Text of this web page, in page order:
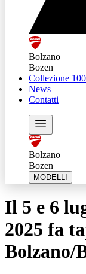
Bolzano
Bozen
Collezione 100
News
Contatti
Bolzano
Bozen
MODELLI
Il 5 e 6
2025 fa
Bolzano/